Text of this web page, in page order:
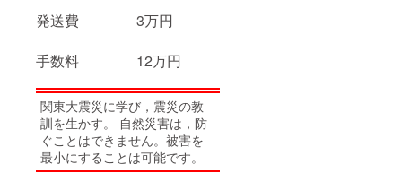
発送費 3万円
手数料 12万円
関東大震災に学び，震災の教
訓を生かす。 自然災害は，防
ぐことはできません。被害を
最小にすることは可能です。